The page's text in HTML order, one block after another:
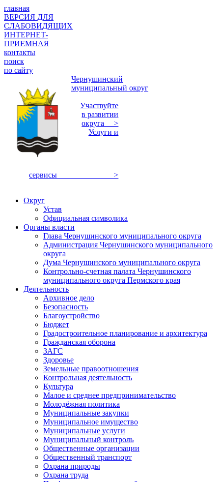
главная
ВЕРСИЯ ДЛЯ
СЛАБОВИДЯЩИХ
ИНТЕРНЕТ-
ПРИЕМНАЯ
контакты
поиск
по сайту
Чернушинский
муниципальный округ
Участвуйте
в развитии
округа >
Услуги и
сервисы >
Округ
Устав
Официальная символика
Органы власти
Глава Чернушинского муниципального округа
Администрация Чернушинского муниципального
округа
Дума Чернушинского муниципального округа
Контрольно-счетная палата Чернушинского
муниципального округа Пермского края
Деятельность
Архивное дело
Безопасность
Благоустройство
Бюджет
Градостроительное планирование и архитектура
Гражданская оборона
ЗАГС
Здоровье
Земельные правоотношения
Контрольная деятельность
Культура
Малое и среднее предпринимательство
Молодёжная политика
Муниципальные закупки
Муниципальное имущество
Муниципальные услуги
Муниципальный контроль
Общественные организации
Общественный транспорт
Охрана природы
Охрана труда